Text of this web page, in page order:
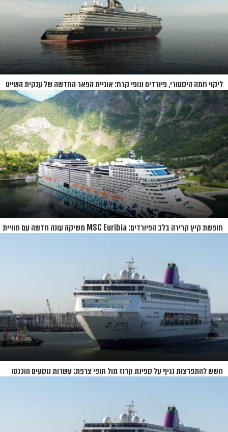
ליקוי חמה היסטורי, פיורדים ונופי קרח: אוניית הפאר החדשה של ענקית השייט
תושק בקיץ 2026
חופשת קיץ קרירה בלב הפיורדים: MSC Euribia משיקה עונה חדשה עם חוויית
חשש להתפרצות נגיף על ספינת קרוז מול חופי צרפת: עשרות נוסעים הוכנסו